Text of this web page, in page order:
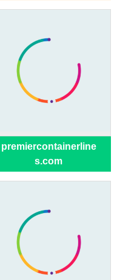
premiercontainerline
s.com